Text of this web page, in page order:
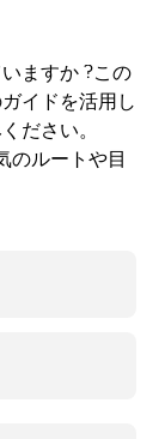
ますか ?この
イドを活用し
ださい。
のルートや目